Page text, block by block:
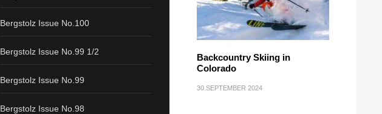
Bergstolz Issue No.100
Bergstolz Issue No.99 1/2
Bergstolz Issue No.99
Bergstolz Issue No.98
Backcountry Skiing in
Colorado
30.SEPTEMBER 2024